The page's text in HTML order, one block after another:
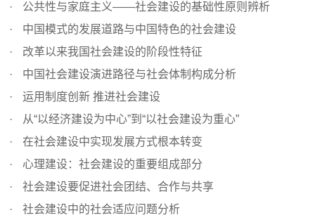
公共性与家庭主义——社会建设的基础性原则辨析
中国模式的发展道路与中国特色的社会建设
改革以来我国社会建设的阶段性特征
中国社会建设演进路径与社会体制构成分析
运用制度创新 推进社会建设
从“以经济建设为中心”到“以社会建设为重心”
在社会建设中实现发展方式根本转变
心理建设：社会建设的重要组成部分
社会建设要促进社会团结、合作与共享
社会建设中的社会适应问题分析